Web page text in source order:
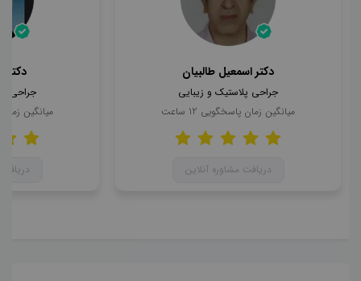
دکتر اسمعیل طالبیان
جراحی پلاستیک و زیبایی
میانگین زمان پاسخگویی 12 ساعت
دریافت مشاوره آنلاین
دکتر
جراحی
میانگین